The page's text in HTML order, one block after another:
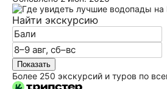
Найти экскурсию
Показать
Более 250 экскурсий и туров по